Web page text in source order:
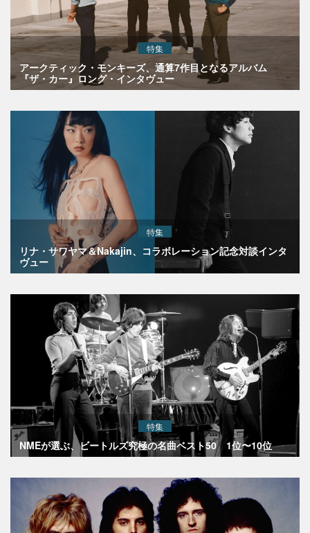
特集
アークティック・モンキーズ、通算7作目となるアルバム
『ザ・カー』ロング・インタヴュー
特集
リナ・サワヤマ＆Nakajin、コラボレーション記念対談インタ
ヴュー
特集
NMEが選ぶ、ビートルズ究極の名曲ベスト50 1位〜10位